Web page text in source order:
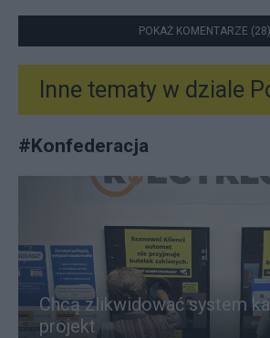
POKAŻ KOMENTARZE (28)
Inne tematy w dziale
#Konfederacja
Chcą zlikwidować system
projekt